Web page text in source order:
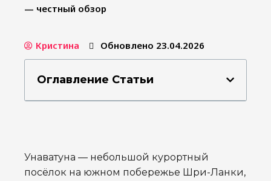
— честный обзор
Кристина Обновлено 23.04.2026
Оглавление Статьи
Унаватуна — небольшой курортный
посёлок на южном побережье Шри-Ланки,